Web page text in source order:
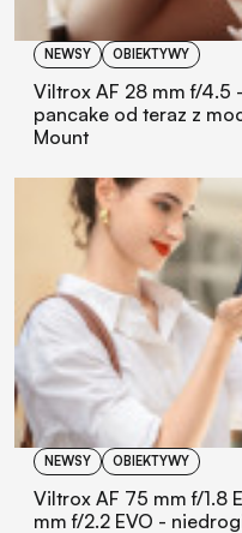
NEWSY OBIEKTYWY
Viltrox AF 28 mm f/4.5
pancake od teraz z
Mount
NEWSY OBIEKTYWY
Viltrox AF 75 mm f/1.8
mm f/2.2 EVO -